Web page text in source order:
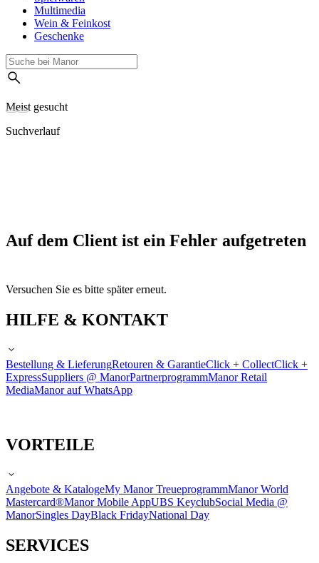
Multimedia
Wein & Feinkost
Geschenke
Meist gesucht
Suchverlauf
Auf dem Client ist ein Fehler aufgetreten
Versuchen Sie es bitte später erneut.
HILFE & KONTAKT
Bestellung & LieferungRetouren & GarantieClick + CollectClick +
ExpressSuppliers @ ManorPartnerprogrammManor Retail
MediaManor auf WhatsApp
VORTEILE
Angebote & KatalogeMy Manor TreueprogrammManor World
Mastercard®Manor Mobile AppUBS KeyclubSocial Media @
ManorSingles DayBlack FridayNational Day
SERVICES